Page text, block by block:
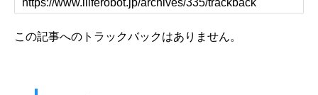
この記事へのトラックバックはありません。